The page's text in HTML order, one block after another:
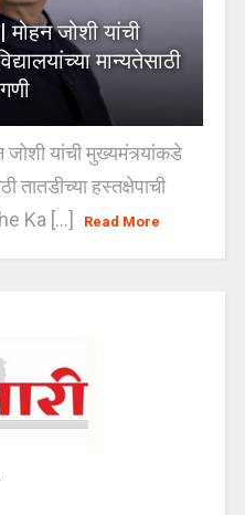
जोशी यांची
मान्यतेसाठी
यांची मुख्यमंत्र्यांकडे
तातडीच्या हस्तक्षेपाची
Ka [...]
Read More